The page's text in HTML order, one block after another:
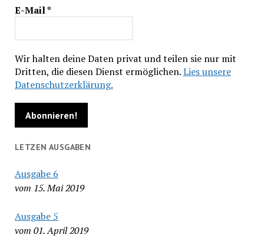
E-Mail*
Wir halten deine Daten privat und teilen sie nur mit
Dritten, die diesen Dienst ermöglichen.Lies unsere
Datenschutzerklärung.
LETZEN AUSGABEN
Ausgabe 6
vom 15. Mai 2019
Ausgabe 5
vom 01. April 2019